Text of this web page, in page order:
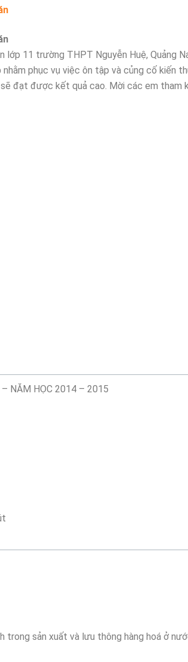
lớp 11 trường THPT Nguyễn Huệ, Quảng
phục vụ việc ôn tập và củng cố kiến
đạt được kết quả cao. Mời các em tham
NĂM HỌC 2014 – 2015
trong sản xuất và lưu thông hàng hoá ở